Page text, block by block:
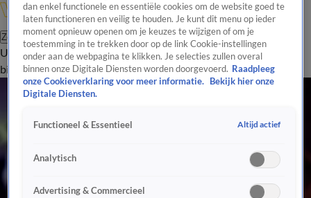
Zoeken
UitzendingenVandaag InsideDe OranjezomerShopUitzending
bijwonen
dan enkel functionele en essentiële cookies om de website goed te
laten functioneren en veilig te houden. Je kunt dit menu op ieder
moment opnieuw openen om je keuzes te wijzigen of om je
toestemming in te trekken door op de link Cookie-instellingen
onder aan de webpagina te klikken. Je selecties zullen overal
binnen onze Digitale Diensten worden doorgevoerd. Raadpleeg
onze Cookieverklaring voor meer informatie.
Bekijk hier onze
Digitale Diensten.
Functioneel & Essentieel Altijd actief
Analytisch
Advertising & Commercieel